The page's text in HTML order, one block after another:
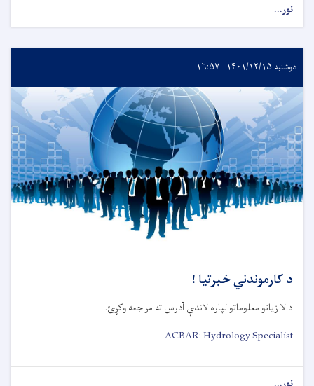
نور...
دوشنبه ۱۴۰۱/۱۲/۱۵ - ۱۶:۵۷
د کارموندني خبرتیا !
د لا زیاتو معلوماتو لپاره لاندې آدرس ته مراجعه وکړئ.
ACBAR: Hydrology Specialist